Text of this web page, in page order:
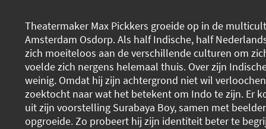
Theatermaker Max Pickkers groeide op in de
Amsterdam Osdorp. Als half Indische, half
zich moeiteloos aan de verschillende culturen om
voelde zich nergens helemaal thuis. Over zijn
weinig. Omdat hij zijn achtergrond niet wil
zoektocht naar wat het betekent om Indo te zijn. Er
uit zijn voorstelling Surabaya Boy, samen met
opgroeide. Zo probeert hij zijn identiteit beter te